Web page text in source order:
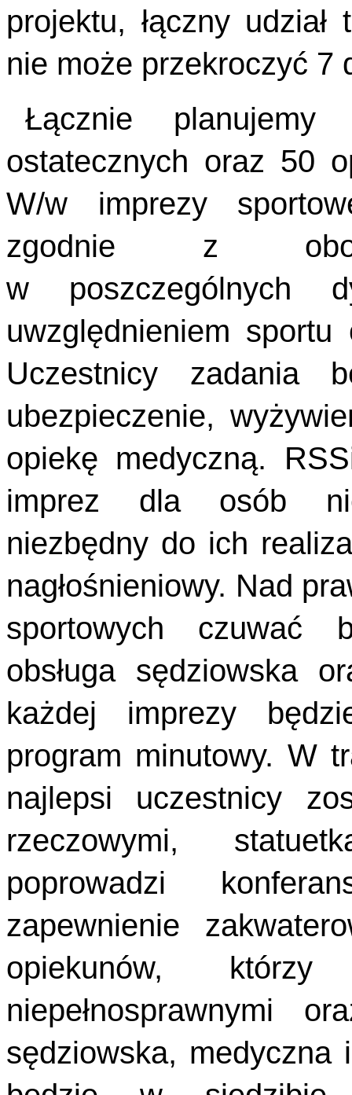
projektu, łączny
nie może przekroczyć 7
Łącznie planujemy
ostatecznych oraz 50
W/w imprezy
zgodnie z
w poszczególnych
uwzględnieniem sportu
Uczestnicy zadania
ubezpieczenie,
opiekę medyczną.
imprez dla osób
niezbędny do ich
nagłośnieniowy. Nad
sportowych czuwać
obsługa sędziowska
każdej imprezy
program minutowy. W
najlepsi uczestnicy
rzeczowymi,
poprowadzi
zapewnienie
opiekunów,
niepełnosprawnymi
sędziowska, medyczna